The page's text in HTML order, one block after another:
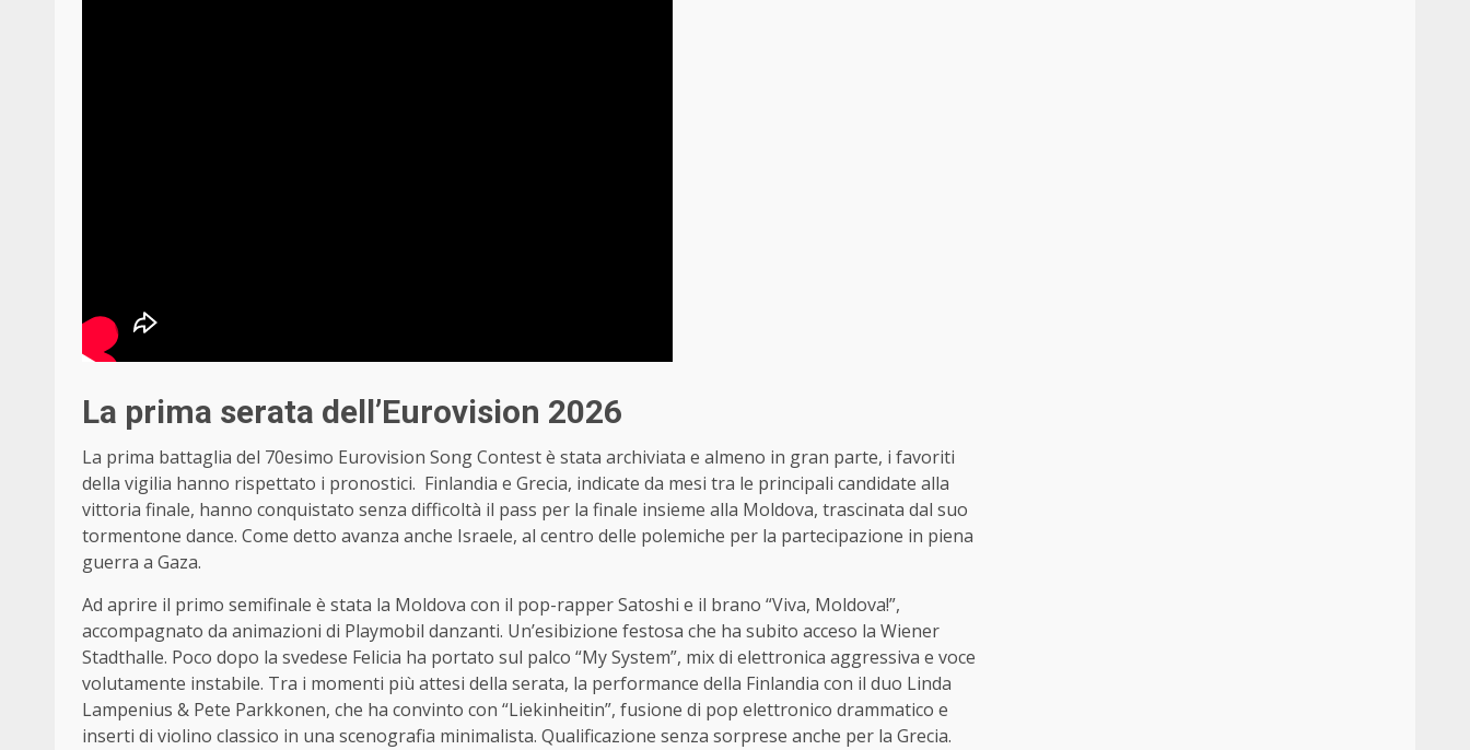
La prima serata dell’Eurovision 2026
La prima battaglia del 70esimo Eurovision Song Contest è stata archiviata e almeno in gran parte, i favoriti
della vigilia hanno rispettato i pronostici. Finlandia e Grecia, indicate da mesi tra le principali candidate alla
vittoria finale, hanno conquistato senza difficoltà il pass per la finale insieme alla Moldova, trascinata dal suo
tormentone dance. Come detto avanza anche Israele, al centro delle polemiche per la partecipazione in piena
guerra a Gaza.
Ad aprire il primo semifinale è stata la Moldova con il pop-rapper Satoshi e il brano “Viva, Moldova!”,
accompagnato da animazioni di Playmobil danzanti. Un’esibizione festosa che ha subito acceso la Wiener
Stadthalle. Poco dopo la svedese Felicia ha portato sul palco “My System”, mix di elettronica aggressiva e voce
volutamente instabile. Tra i momenti più attesi della serata, la performance della Finlandia con il duo Linda
Lampenius & Pete Parkkonen, che ha convinto con “Liekinheitin”, fusione di pop elettronico drammatico e
inserti di violino classico in una scenografia minimalista. Qualificazione senza sorprese anche per la Grecia.